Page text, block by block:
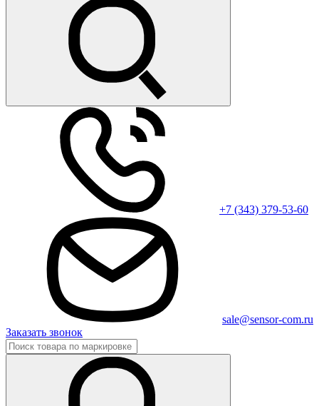
+7 (343) 379-53-60
sale@sensor-com.ru
Заказать звонок